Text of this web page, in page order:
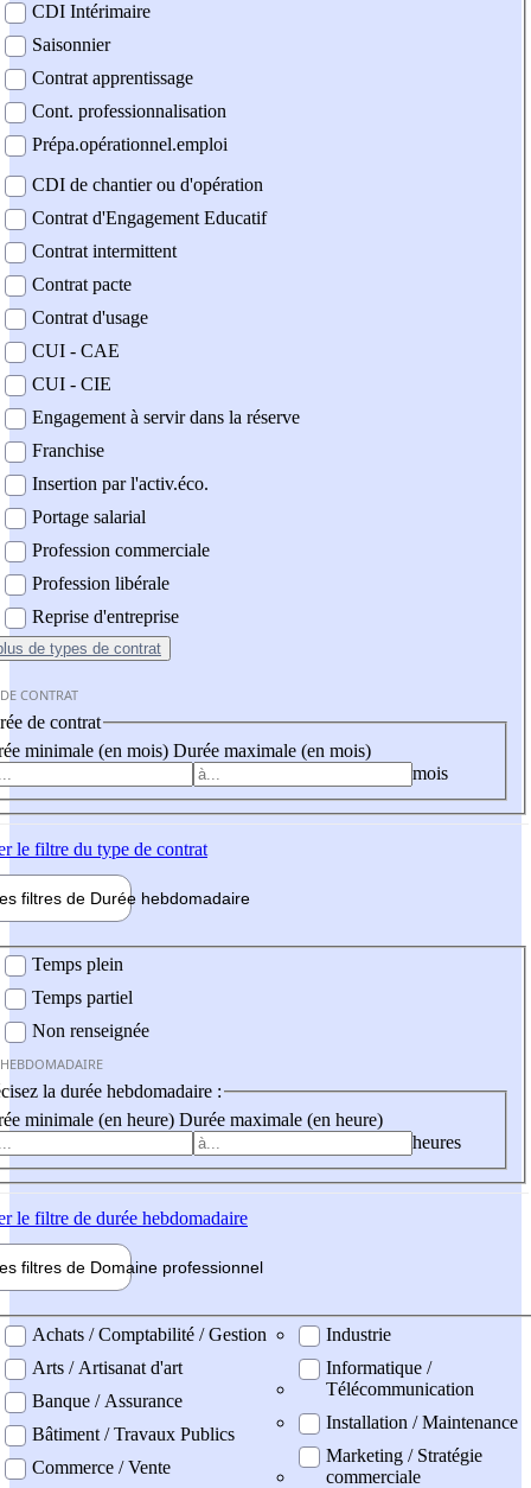
CDI Intérimaire
Saisonnier
Contrat apprentissage
Cont. professionnalisation
Prépa.opérationnel.emploi
CDI de chantier ou d'opération
Contrat d'Engagement Educatif
Contrat intermittent
Contrat pacte
Contrat d'usage
CUI - CAE
CUI - CIE
Engagement à servir dans la réserve
Franchise
Insertion par l'activ.éco.
Portage salarial
Profession commerciale
Profession libérale
Reprise d'entreprise
de types de contrat
CONTRAT
de contrat
minimale (en mois) Durée maximale (en mois)
mois
le filtre du type de contrat
filtres de Durée hebdomadaire
Temps plein
Temps partiel
Non renseignée
la durée hebdomadaire :
minimale (en heure) Durée maximale (en heure)
heures
le filtre de durée hebdomadaire
filtres de Domaine professionnel
professionel
Achats / Comptabilité / Gestion
Arts / Artisanat d'art
Banque / Assurance
Bâtiment / Travaux Publics
Commerce / Vente
Industrie
Informatique /
Télécommunication
Installation / Maintenance
Marketing / Stratégie
commerciale